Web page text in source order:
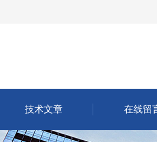
技术文章 在线留